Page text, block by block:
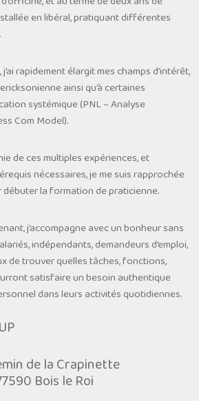
en libéral, pratiquant différentes
rapidement élargit mes champs d’intérêt,
ainsi qu’à certaines
systémique (PNL – Analyse
Com Model).
de ces multiples expériences, et
nécessaires, je me suis rapprochée
débuter la formation de praticienne.
j’accompagne avec un bonheur sans
indépendants, demandeurs d’emploi,
de trouver quelles tâches, fonctions,
satisfaire un besoin authentique
dans leurs activités quotidiennes.
de la Crapinette
Bois le Roi